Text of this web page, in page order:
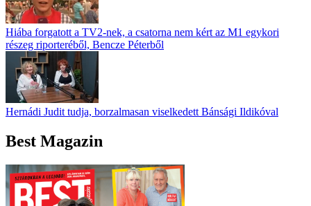
Hiába forgatott a TV2-nek, a csatorna nem kért az M1 egykori
részeg riporteréből, Bencze Péterből
Hernádi Judit tudja, borzalmasan viselkedett Bánsági Ildikóval
Best Magazin